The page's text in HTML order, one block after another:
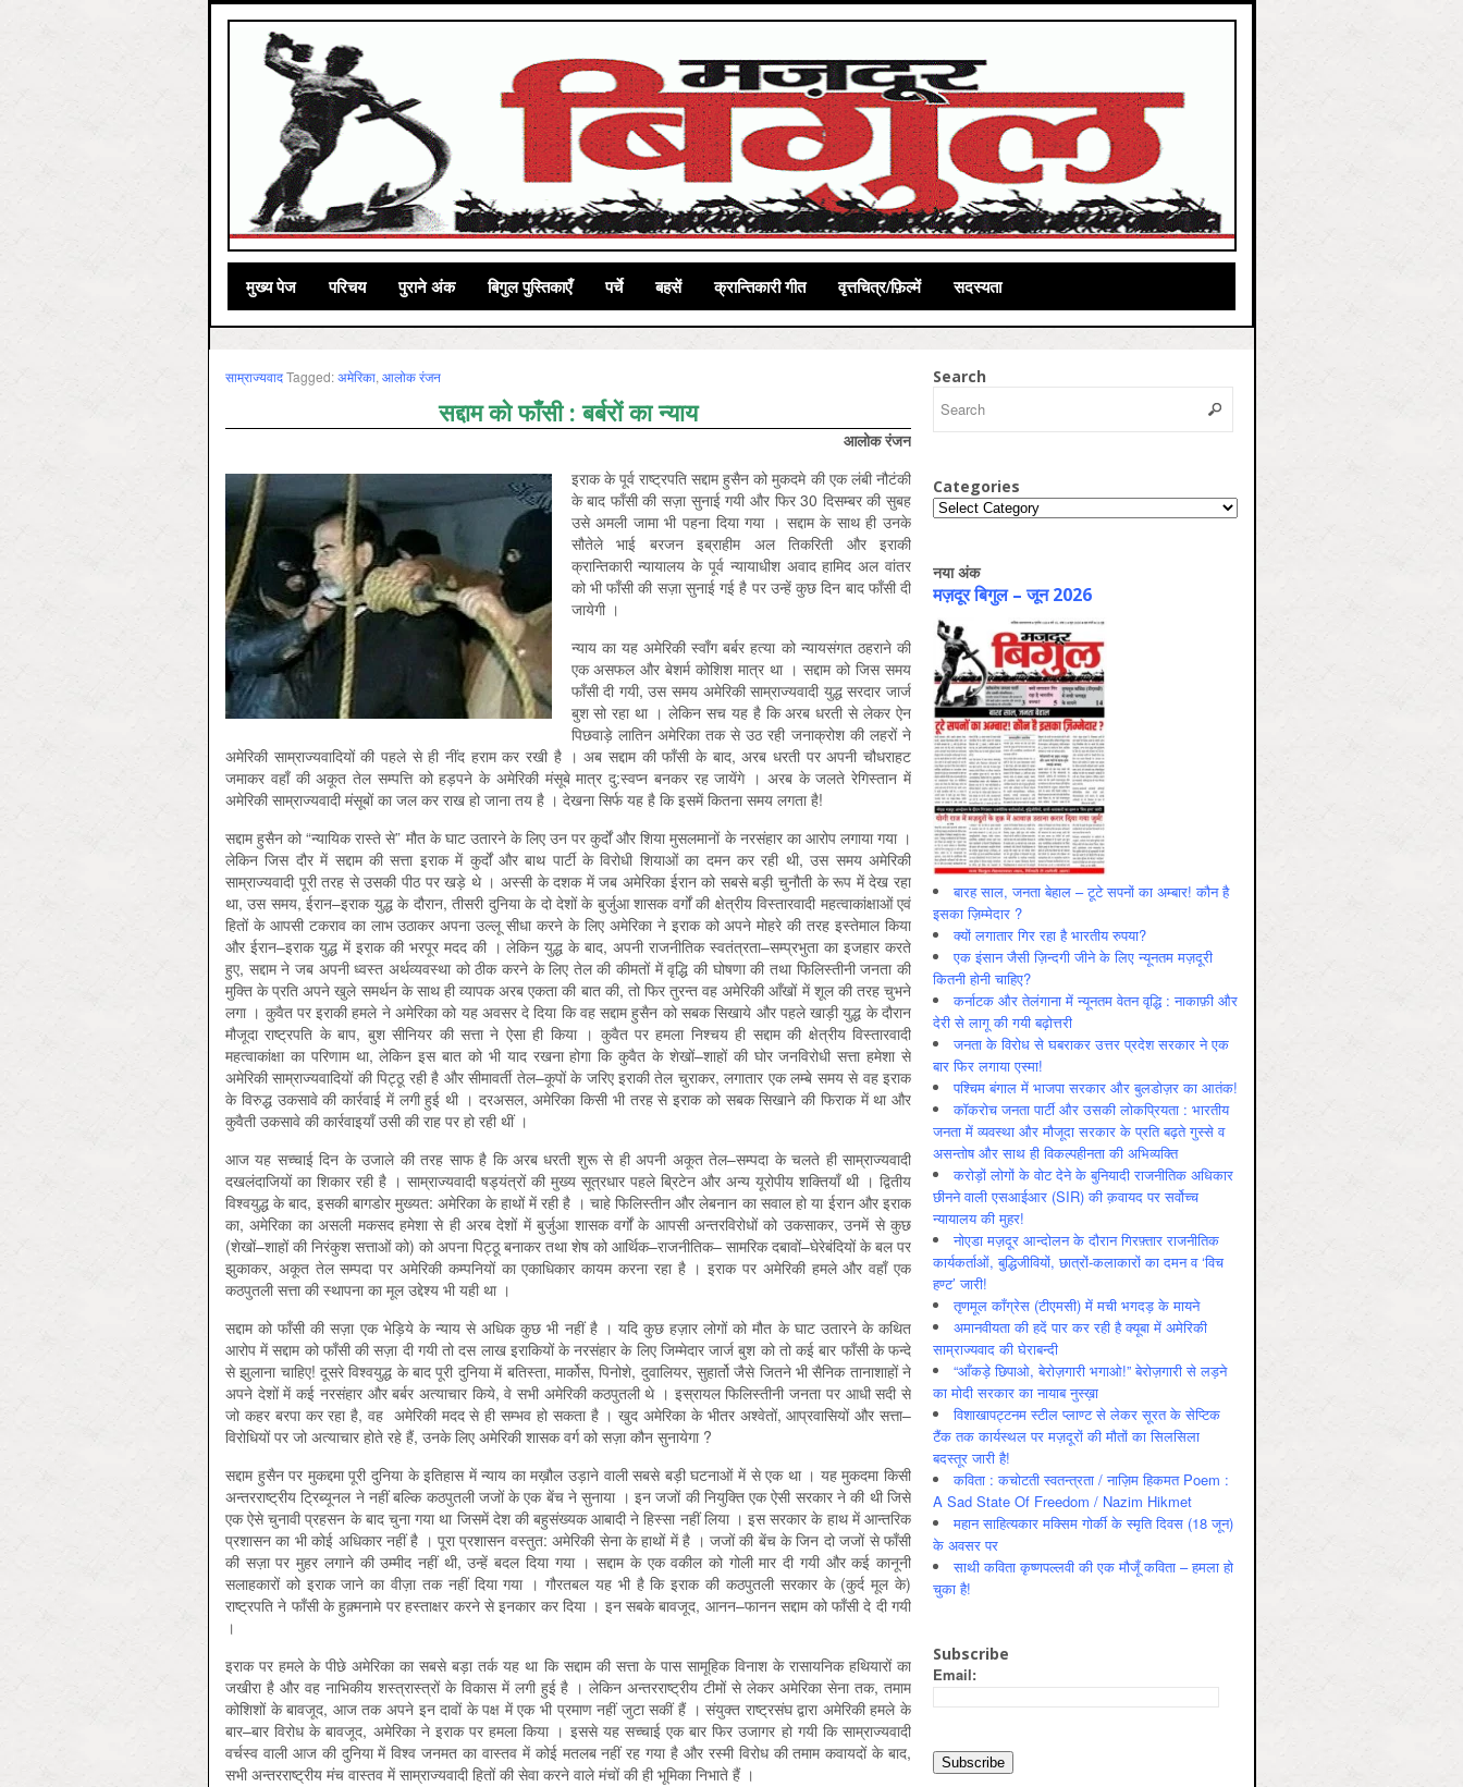
मुख्‍य पेज परिचय पुराने अंक बिगुल पुस्तिकाएँ पर्चे बहसें क्रान्तिकारी गीत वृत्तचित्र/फ़िल्में सदस्यता
साम्राज्‍यवादTagged:अमेरिका, आलोक रंजन
सद्दाम को फाँसी : बर्बरों का न्याय
आलोक रंजन
इराक के पूर्व राष्‍ट्रपति सद्दाम हुसैन को मुकदमे की एक लंबी नौटंकी
के बाद फाँसी की सज़ा सुनाई गयी और फिर 30 दिसम्बर की सुबह
उसे अमली जामा भी पहना दिया गया । सद्दाम के साथ ही उनके
सौतेले भाई बरजन इब्राहीम अल तिकरिती और इराकी
क्रान्तिकारी न्यायालय के पूर्व न्यायाधीश अवाद हामिद अल वांतर
को भी फाँसी की सज़ा सुनाई गई है पर उन्हें कुछ दिन बाद फाँसी दी
जायेगी ।
न्याय का यह अमेरिकी स्वाँग बर्बर हत्या को न्यायसंगत ठहराने की
एक असफल और बेशर्म कोशिश मात्र था । सद्दाम को जिस समय
फाँसी दी गयी, उस समय अमेरिकी साम्राज्यवादी युद्ध सरदार जार्ज
बुश सो रहा था । लेकिन सच यह है कि अरब धरती से लेकर ऐन
पिछवाड़े लातिन अमेरिका तक से उठ रही जनाक्रोश की लहरों ने
अमेरिकी साम्राज्यवादियों की पहले से ही नींद हराम कर रखी है । अब सद्दाम की फाँसी के बाद, अरब धरती पर अपनी चौधराहट
जमाकर वहाँ की अकूत तेल सम्पत्ति को हड़पने के अमेरिकी मंसूबे मात्र दु:स्वप्न बनकर रह जायेंगे । अरब के जलते रेगिस्तान में
अमेरिकी साम्राज्यवादी मंसूबों का जल कर राख हो जाना तय है । देखना सिर्फ यह है कि इसमें कितना समय लगता है!
सद्दाम हुसैन को “न्यायिक रास्ते से” मौत के घाट उतारने के लिए उन पर कुर्दों और शिया मुसलमानों के नरसंहार का आरोप लगाया गया ।
लेकिन जिस दौर में सद्दाम की सत्ता इराक में कुर्दों और बाथ पार्टी के विरोधी शियाओं का दमन कर रही थी, उस समय अमेरिकी
साम्राज्यवादी पूरी तरह से उसकी पीठ पर खड़े थे । अस्सी के दशक में जब अमेरिका ईरान को सबसे बड़ी चुनौती के रूप में देख रहा
था, उस समय, ईरान–इराक युद्ध के दौरान, तीसरी दुनिया के दो देशों के बुर्जुआ शासक वर्गों की क्षेत्रीय विस्तारवादी महत्वाकांक्षाओं एवं
हितों के आपसी टकराव का लाभ उठाकर अपना उल्लू सीधा करने के लिए अमेरिका ने इराक को अपने मोहरे की तरह इस्तेमाल किया
और ईरान–इराक युद्ध में इराक की भरपूर मदद की । लेकिन युद्ध के बाद, अपनी राजनीतिक स्वतंत्रता–सम्प्रभुता का इजहार करते
हुए, सद्दाम ने जब अपनी ध्वस्त अर्थव्यवस्था को ठीक करने के लिए तेल की कीमतों में वृद्धि की घोषणा की तथा फिलिस्तीनी जनता की
मुक्ति के प्रति अपने खुले समर्थन के साथ ही व्यापक अरब एकता की बात की, तो फिर तुरन्त वह अमेरिकी आँखों में शूल की तरह चुभने
लगा । कुवैत पर इराकी हमले ने अमेरिका को यह अवसर दे दिया कि वह सद्दाम हुसैन को सबक सिखाये और पहले खाड़ी युद्ध के दौरान
मौजूदा राष्‍ट्रपति के बाप, बुश सीनियर की सत्ता ने ऐसा ही किया । कुवैत पर हमला निश्‍चय ही सद्दाम की क्षेत्रीय विस्तारवादी
महत्वाकांक्षा का परिणाम था, लेकिन इस बात को भी याद रखना होगा कि कुवैत के शेखों–शाहों की घोर जनविरोधी सत्ता हमेशा से
अमेरिकी साम्राज्यवादियों की पिट्ठू रही है और सीमावर्ती तेल–कूपों के जरिए इराकी तेल चुराकर, लगातार एक लम्बे समय से वह इराक
के विरुद्ध उकसावे की कार्रवाई में लगी हुई थी । दरअसल, अमेरिका किसी भी तरह से इराक को सबक सिखाने की फिराक में था और
कुवैती उकसावे की कार्रवाइयाँ उसी की राह पर हो रही थीं ।
आज यह सच्चाई दिन के उजाले की तरह साफ है कि अरब धरती शुरू से ही अपनी अकूत तेल–सम्पदा के चलते ही साम्राज्यवादी
दखलंदाजियों का शिकार रही है । साम्राज्यवादी षड्यंत्रों की मुख्य सूत्रधार पहले ब्रिटेन और अन्य यूरोपीय शक्तियाँ थी । द्वितीय
विश्‍वयुद्ध के बाद, इसकी बागडोर मुख्यत: अमेरिका के हाथों में रही है । चाहे फिलिस्तीन और लेबनान का सवाल हो या ईरान और इराक
का, अमेरिका का असली मकसद हमेशा से ही अरब देशों में बुर्जुआ शासक वर्गों के आपसी अन्तरविरोधों को उकसाकर, उनमें से कुछ
(शेखों–शाहों की निरंकुश सत्ताओं को) को अपना पिट्ठू बनाकर तथा शेष को आर्थिक–राजनीतिक– सामरिक दबावों–घेरेबंदियों के बल पर
झुकाकर, अकूत तेल सम्पदा पर अमेरिकी कम्पनियों का एकाधिकार कायम करना रहा है । इराक पर अमेरिकी हमले और वहाँ एक
कठपुतली सत्ता की स्थापना का मूल उद्देश्‍य भी यही था ।
सद्दाम को फाँसी की सज़ा एक भेड़िये के न्याय से अधिक कुछ भी नहीं है । यदि कुछ हज़ार लोगों को मौत के घाट उतारने के कथित
आरोप में सद्दाम को फाँसी की सज़ा दी गयी तो दस लाख इराकियों के नरसंहार के लिए जिम्मेदार जार्ज बुश को तो कई बार फाँसी के फन्दे
से झुलाना चाहिए! दूसरे विश्‍वयुद्ध के बाद पूरी दुनिया में बतिस्ता, मार्कोस, पिनोशे, दुवालियर, सुहार्तो जैसे जितने भी सैनिक तानाशाहों ने
अपने देशों में कई नरसंहार और बर्बर अत्याचार किये, वे सभी अमेरिकी कठपुतली थे । इस्रायल फिलिस्तीनी जनता पर आधी सदी से
जो कहर बरपा कर रहा है, वह अमेरिकी मदद से ही सम्भव हो सकता है । खुद अमेरिका के भीतर अश्‍वेतों, आप्रवासियों और सत्ता–
विरोधियों पर जो अत्याचार होते रहे हैं, उनके लिए अमेरिकी शासक वर्ग को सज़ा कौन सुनायेगा ?
सद्दाम हुसैन पर मुकद्दमा पूरी दुनिया के इतिहास में न्याय का मख़ौल उड़ाने वाली सबसे बड़ी घटनाओं में से एक था । यह मुकदमा किसी
अन्तरराष्‍ट्रीय ट्रिब्यूनल ने नहीं बल्कि कठपुतली जजों के एक बेंच ने सुनाया । इन जजों की नियुक्ति एक ऐसी सरकार ने की थी जिसे
एक ऐसे चुनावी प्रहसन के बाद चुना गया था जिसमें देश की बहुसंख्यक आबादी ने हिस्सा नहीं लिया । इस सरकार के हाथ में आन्तरिक
प्रशासन का भी कोई अधिकार नहीं है । पूरा प्रशासन वस्तुत: अमेरिकी सेना के हाथों में है । जजों की बेंच के जिन दो जजों से फाँसी
की सज़ा पर मुहर लगाने की उम्मीद नहीं थी, उन्हें बदल दिया गया । सद्दाम के एक वकील को गोली मार दी गयी और कई कानूनी
सलाहकारों को इराक जाने का वीज़ा तक नहीं दिया गया । गौरतबल यह भी है कि इराक की कठपुतली सरकार के (कुर्द मूल के)
राष्‍ट्रपति ने फाँसी के हुक़्मनामे पर हस्ताक्षर करने से इनकार कर दिया । इन सबके बावजूद, आनन–फानन सद्दाम को फाँसी दे दी गयी
।
इराक पर हमले के पीछे अमेरिका का सबसे बड़ा तर्क यह था कि सद्दाम की सत्ता के पास सामूहिक विनाश के रासायनिक हथियारों का
जखीरा है और वह नाभिकीय शस्त्रास्त्रों के विकास में लगी हुई है । लेकिन अन्तरराष्‍ट्रीय टीमों से लेकर अमेरिका सेना तक, तमाम
कोशिशों के बावजूद, आज तक अपने इन दावों के पक्ष में एक भी प्रमाण नहीं जुटा सकीं हैं । संयुक्त राष्‍ट्रसंघ द्वारा अमेरिकी हमले के
बार–बार विरोध के बावजूद, अमेरिका ने इराक पर हमला किया । इससे यह सच्चाई एक बार फिर उजागर हो गयी कि साम्राज्यवादी
वर्चस्व वाली आज की दुनिया में विश्‍व जनमत का वास्तव में कोई मतलब नहीं रह गया है और रस्मी विरोध की तमाम कवायदों के बाद,
सभी अन्तरराष्‍ट्रीय मंच वास्तव में साम्राज्यवादी हितों की सेवा करने वाले मंचों की ही भूमिका निभाते हैं ।
Search
Categories
Categories
नया अंक
मज़दूर बिगुल – जून 2026
बारह साल, जनता बेहाल – टूटे सपनों का अम्बार! कौन है
इसका ज़िम्मेदार ?
क्यों लगातार गिर रहा है भारतीय रुपया?
एक इंसान जैसी ज़िन्दगी जीने के लिए न्यूनतम मज़दूरी
कितनी होनी चाहिए?
कर्नाटक और तेलंगाना में न्यूनतम वेतन वृद्धि : नाकाफ़ी और
देरी से लागू की गयी बढ़ोत्तरी
जनता के विरोध से घबराकर उत्तर प्रदेश सरकार ने एक
बार फिर लगाया एस्मा!
पश्चिम बंगाल में भाजपा सरकार और बुलडोज़र का आतंक!
कॉकरोच जनता पार्टी और उसकी लोकप्रियता : भारतीय
जनता में व्‍यवस्‍था और मौजूदा सरकार के प्रति बढ़ते गुस्‍से व
असन्‍तोष और साथ ही विकल्‍पहीनता की अभिव्‍यक्ति
करोड़ों लोगों के वोट देने के बुनियादी राजनीतिक अधिकार
छीनने वाली एसआईआर (SIR) की क़वायद पर सर्वोच्च
न्यायालय की मुहर!
नोएडा मज़दूर आन्दोलन के दौरान गिरफ़्तार राजनीतिक
कार्यकर्ताओं, बुद्धिजीवियों, छात्रों-कलाकारों का दमन व ‘विच
हण्ट’ जारी!
तृणमूल काँग्रेस (टीएमसी) में मची भगदड़ के मायने
अमानवीयता की हदें पार कर रही है क्यूबा में अमेरिकी
साम्राज्यवाद की घेराबन्दी
“आँकड़े छिपाओ, बेरोज़गारी भगाओ!” बेरोज़गारी से लड़ने
का मोदी सरकार का नायाब नुस्ख़ा
विशाखापट्टनम स्टील प्लाण्ट से लेकर सूरत के सेप्टिक
टैंक तक कार्यस्थल पर मज़दूरों की मौतों का सिलसिला
बदस्तूर जारी है!
कविता : कचोटती स्वतन्त्रता / नाज़िम हिकमत Poem :
A Sad State Of Freedom / Nazim Hikmet
महान साहित्यकार मक्सिम गोर्की के स्मृति दिवस (18 जून)
के अवसर पर
साथी कविता कृष्णपल्लवी की एक मौजूँ कविता – हमला हो
चुका है!
Subscribe
Email: